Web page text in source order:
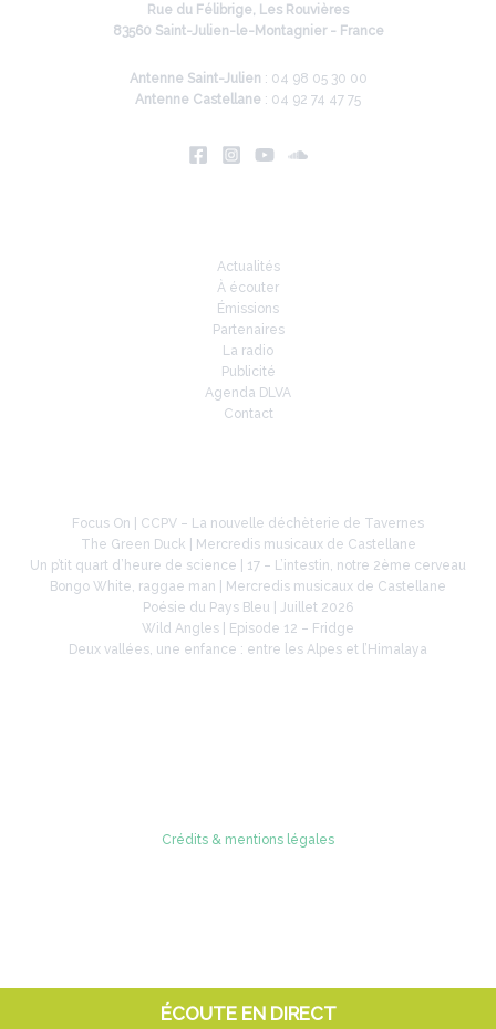
ÉCOUTE EN DIRECT
Rue du Félibrige, Les Rouvières
83560 Saint-Julien-le-Montagnier - France
Antenne Saint-Julien : 04 98 05 30 00
Antenne Castellane : 04 92 74 47 75
Actualités
À écouter
Émissions
Partenaires
La radio
Publicité
Agenda DLVA
Contact
Focus On | CCPV – La nouvelle déchèterie de Tavernes
The Green Duck | Mercredis musicaux de Castellane
Un p’tit quart d’heure de science | 17 – L’intestin, notre 2ème cerveau
Bongo White, raggae man | Mercredis musicaux de Castellane
Poésie du Pays Bleu | Juillet 2026
Wild Angles | Episode 12 – Fridge
Deux vallées, une enfance : entre les Alpes et l’Himalaya
Crédits & mentions légales